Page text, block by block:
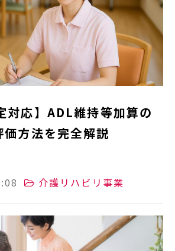
対応】ADL維持等加算の
方法を完全解説
介護リハビリ事業